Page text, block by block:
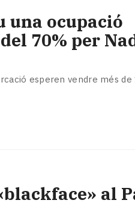
una ocupació
70% per
esperen vendre més de
al